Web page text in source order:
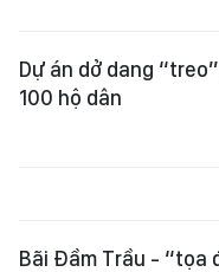
Dự án dở dang
100 hộ dân
Bãi Đầm Trầu - “tọa